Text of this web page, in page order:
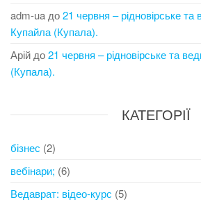
adm-ua до21 червня – рідновірське та
Купайла (Купала).
Арій до21 червня – рідновірське та
(Купала).
КАТЕГОРІЇ
бізнес (2)
вебінари; (6)
Ведаврат: відео-курс (5)